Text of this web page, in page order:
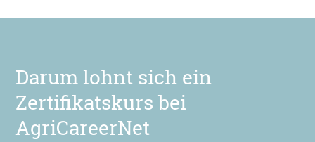
Darum lohnt sich ein
Zertifikatskurs bei
AgriCareerNet